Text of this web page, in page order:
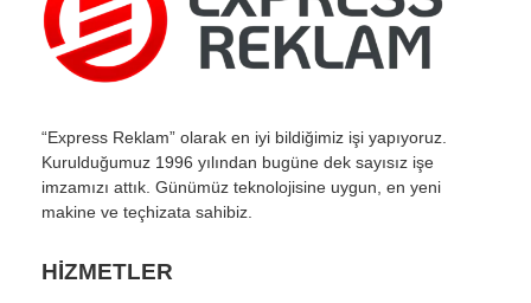
“Express Reklam” olarak en iyi bildiğimiz işi yapıyoruz.
Kurulduğumuz 1996 yılından bugüne dek sayısız işe
imzamızı attık. Günümüz teknolojisine uygun, en yeni
makine ve teçhizata sahibiz.
HİZMETLER